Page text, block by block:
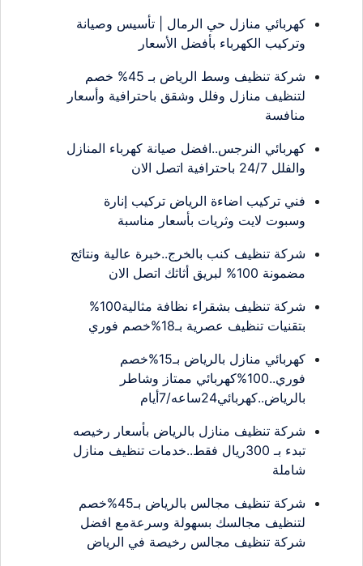
كهربائي منازل حي الرمال | تأسيس وصيانة
وتركيب الكهرباء بأفضل الأسعار
شركة تنظيف وسط الرياض بـ 45% خصم
لتنظيف منازل وفلل وشقق باحترافية وأسعار
كهربائي النرجس..افضل صيانة كهرباء المنازل
فني تركيب اضاءة الرياض تركيب إنارة
وسبوت لايت وثريات بأسعار مناسبة
شركة تنظيف كنب بالخرج..خبرة عالية ونتائج
شركة تنظيف بشقراء نظافة مثالية100%
بتقنيات تنظيف عصرية بـ18%خصم فوري
كهربائي منازل بالرياض بـ15%خصم
فوري..100%كهربائي ممتاز وشاطر
بالرياض..كهربائي24ساعه/7أيام
شركة تنظيف منازل بالرياض بأسعار رخيصه
تبدء بـ 300ريال فقط..خدمات تنظيف منازل
شركة تنظيف مجالس بالرياض بـ45%خصم
لتنظيف مجالسك بسهولة وسرعةمع افضل
شركة تنظيف مجالس رخيصة في الرياض